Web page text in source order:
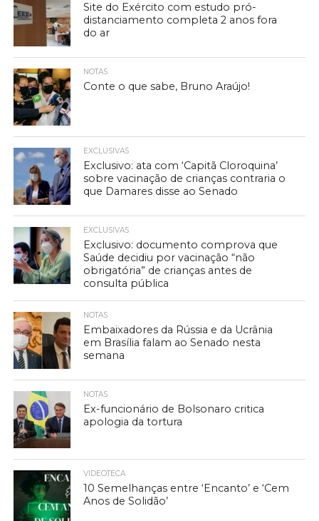
Site do Exército com estudo pró-
distanciamento completa 2 anos fora
do ar
NOTAS
Conte o que sabe, Bruno Araújo!
EXCLUSIVAS
Exclusivo: ata com ‘Capitã Cloroquina’
sobre vacinação de crianças contraria o
que Damares disse ao Senado
EXCLUSIVAS
Exclusivo: documento comprova que
Saúde decidiu por vacinação “não
obrigatória” de crianças antes de
consulta pública
NOTAS
Embaixadores da Rússia e da Ucrânia
em Brasília falam ao Senado nesta
semana
NOTAS
Ex-funcionário de Bolsonaro critica
apologia da tortura
VIDEOTECA
10 Semelhanças entre ‘Encanto’ e ‘Cem
Anos de Solidão’